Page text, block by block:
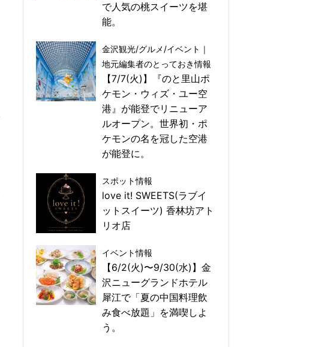
で人気の桃スイーツを堪
能。
金沢観光/グルメ/イベント｜
地元編集者のとっておき情報
【7/7(火)】『のと里山ポ
ケモン・ウィズ・ユー空
港』が能登でリニューア
ルオープン。世界初・ポ
ケモンの名を冠した空港
が能登に。
スポット情報
love it! SWEETS(ラブイ
ットスイーツ) 香林坊アト
リオ店
イベント情報
【6/2(火)〜9/30(水)】金
沢ニューグランドホテル
犀江で「夏の中国料理飲
み食べ放題」を満喫しよ
う。